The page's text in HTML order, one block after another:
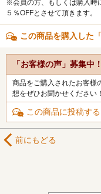
※会員の方、もしくは購入時
５％OFFとさせて頂きます。
この商品を購入した
「お客様の声」募集中！
商品をご購入されたお客様
想をぜひお聞かせください！
この商品に投稿する
前にもどる